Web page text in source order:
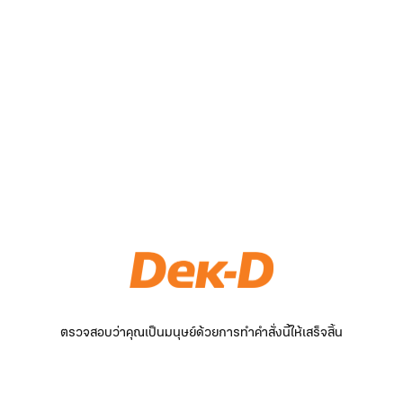
ตรวจสอบว่าคุณเป็นมนุษย์ด้วยการทำคำสั่งนี้ให้เสร็จสิ้น